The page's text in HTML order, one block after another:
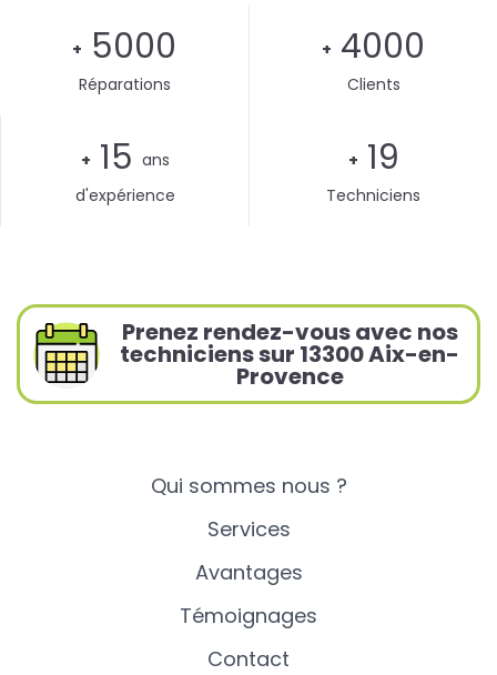
+ 5000
Réparations
+ 4000
Clients
+ 15 ans
d'expérience
+ 19
Techniciens
Prenez rendez-vous avec nos
techniciens sur 13300 Aix-en-
Provence
Qui sommes nous ?
Services
Avantages
Témoignages
Contact